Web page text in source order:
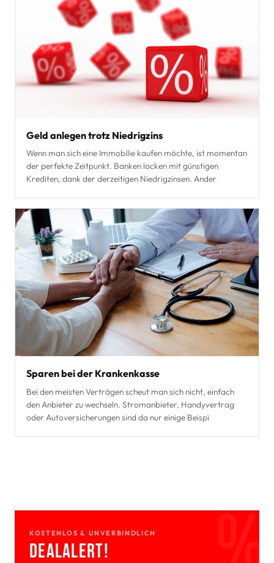
Geld anlegen trotz Niedrigzins
Wenn man sich eine Immobilie kaufen möchte, ist momentan
der perfekte Zeitpunkt. Banken locken mit günstigen
Krediten, dank der derzeitigen Niedrigzinsen. Ander
Sparen bei der Krankenkasse
Bei den meisten Verträgen scheut man sich nicht, einfach
den Anbieter zu wechseln. Stromanbieter, Handyvertrag
oder Autoversicherungen sind da nur einige Beispi
KOSTENLOS & UNVERBINDLICH
Deal­Alert!